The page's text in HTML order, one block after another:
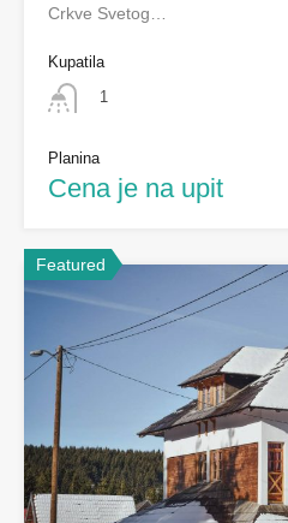
Crkve Svetog…
Kupatila
1
Planina
Cena je na upit
Featured